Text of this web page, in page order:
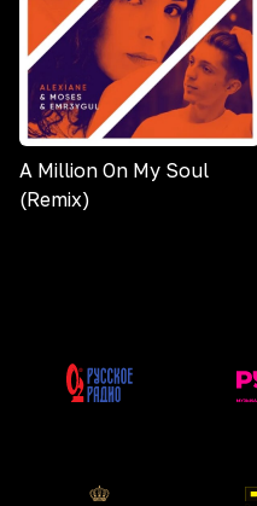
A Million On My Soul
(Remix)